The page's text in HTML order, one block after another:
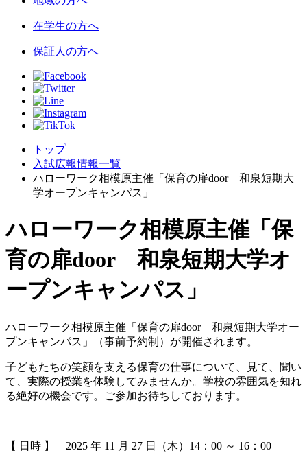
在学生の方へ
保証人の方へ
トップ
入試広報情報一覧
ハローワーク相模原主催「保育の扉door 和泉短期大
学オープンキャンパス」
ハローワーク相模原主催「保
育の扉door 和泉短期大学オ
ープンキャンパス」
ハローワーク相模原主催「保育の扉door 和泉短期大学オー
プンキャンパス」（事前予約制）が開催されます。
子どもたちの笑顔を支える保育の仕事について、見て、聞い
て、実際の授業を体験してみませんか。学校の雰囲気を知れ
る絶好の機会です。ご参加お待ちしております。
【 日時 】 2025 年 11 月 27 日（木）14：00 ～ 16：00